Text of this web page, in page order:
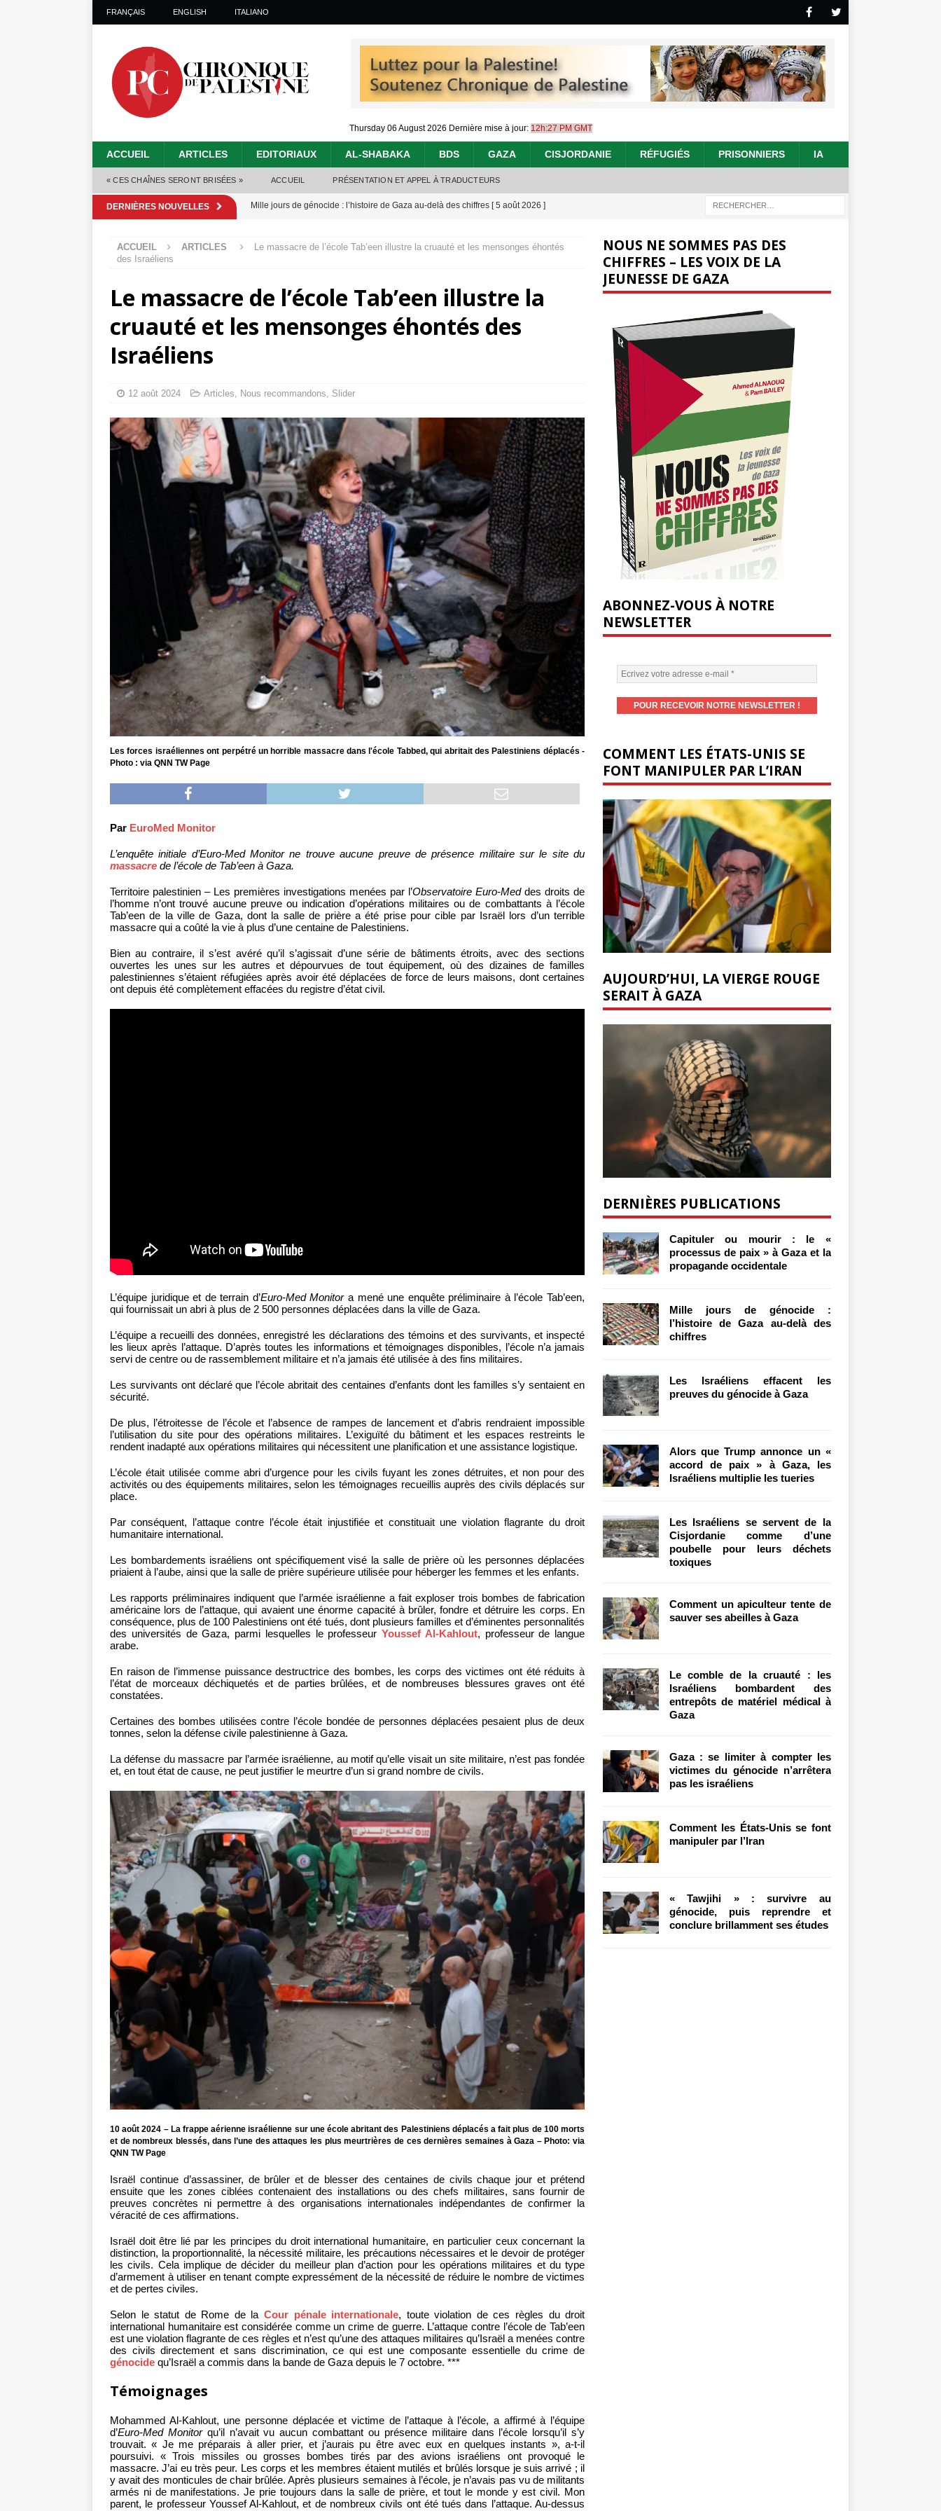
FRANÇAIS ENGLISH ITALIANO
Thursday 06 August 2026 Dernière mise à jour: 12h:27 PM GMT
ACCUEIL ARTICLES EDITORIAUX AL-SHABAKA BDS GAZA CISJORDANIE RÉFUGIÉS PRISONNIERS IA
« CES CHAÎNES SERONT BRISÉES » ACCUEIL PRÉSENTATION ET APPEL À TRADUCTEURS
DERNIÈRES NOUVELLES Mille jours de génocide : l’histoire de Gaza au-delà des chiffres [ 5 août 2026 ]
Alors que Trump annonce un « accord de paix » à Gaza, les Israéliens multiplie les
Les Israéliens se servent de la Cisjordanie comme d’une poubelle pour leurs déchets
toxiques [ 3 août 2026 ]
ACCUEIL ARTICLES
Le massacre de l’école Tab’een illustre la cruauté et les mensonges éhontés
des Israéliens
Le massacre de l’école Tab’een illustre la
cruauté et les mensonges éhontés des
Israéliens
12 août 2024 Articles, Nous recommandons, Slider
Les forces israéliennes ont perpétré un horrible massacre dans l'école Tabbed, qui abritait des Palestiniens déplacés -
Photo : via QNN TW Page
Par EuroMed Monitor
L’enquête initiale d’Euro-Med Monitor ne trouve aucune preuve de présence militaire sur le site du
massacre de l’école de Tab’een à Gaza.
Territoire palestinien – Les premières investigations menées par l’Observatoire Euro-Meddes droits de
l’homme n’ont trouvé aucune preuve ou indication d’opérations militaires ou de combattants à l’école
Tab’een de la ville de Gaza, dont la salle de prière a été prise pour cible par Israël lors d’un terrible
massacre qui a coûté la vie à plus d’une centaine de Palestiniens.
Bien au contraire, il s’est avéré qu’il s’agissait d’une série de bâtiments étroits, avec des sections
ouvertes les unes sur les autres et dépourvues de tout équipement, où des dizaines de familles
palestiniennes s’étaient réfugiées après avoir été déplacées de force de leurs maisons, dont certaines
ont depuis été complètement effacées du registre d’état civil.
L’équipe juridique et de terrain d’Euro-Med Monitora mené une enquête préliminaire à l’école Tab’een,
qui fournissait un abri à plus de 2 500 personnes déplacées dans la ville de Gaza.
L’équipe a recueilli des données, enregistré les déclarations des témoins et des survivants, et inspecté
les lieux après l’attaque. D’après toutes les informations et témoignages disponibles, l’école n’a jamais
servi de centre ou de rassemblement militaire et n’a jamais été utilisée à des fins militaires.
Les survivants ont déclaré que l’école abritait des centaines d’enfants dont les familles s’y sentaient en
sécurité.
De plus, l’étroitesse de l’école et l’absence de rampes de lancement et d’abris rendraient impossible
l’utilisation du site pour des opérations militaires. L’exiguïté du bâtiment et les espaces restreints le
rendent inadapté aux opérations militaires qui nécessitent une planification et une assistance logistique.
L’école était utilisée comme abri d’urgence pour les civils fuyant les zones détruites, et non pour des
activités ou des équipements militaires, selon les témoignages recueillis auprès des civils déplacés sur
place.
Par conséquent, l’attaque contre l’école était injustifiée et constituait une violation flagrante du droit
humanitaire international.
Les bombardements israéliens ont spécifiquement visé la salle de prière où les personnes déplacées
priaient à l’aube, ainsi que la salle de prière supérieure utilisée pour héberger les femmes et les enfants.
Les rapports préliminaires indiquent que l’armée israélienne a fait exploser trois bombes de fabrication
américaine lors de l’attaque, qui avaient une énorme capacité à brûler, fondre et détruire les corps. En
conséquence, plus de 100 Palestiniens ont été tués, dont plusieurs familles et d’éminentes personnalités
des universités de Gaza, parmi lesquelles le professeurYoussef Al-Kahlout, professeur de langue
arabe.
En raison de l’immense puissance destructrice des bombes, les corps des victimes ont été réduits à
l’état de morceaux déchiquetés et de parties brûlées, et de nombreuses blessures graves ont été
constatées.
Certaines des bombes utilisées contre l’école bondée de personnes déplacées pesaient plus de deux
tonnes, selon la défense civile palestinienne à Gaza.
La défense du massacre par l’armée israélienne, au motif qu’elle visait un site militaire, n’est pas fondée
et, en tout état de cause, ne peut justifier le meurtre d’un si grand nombre de civils.
10 août 2024 – La frappe aérienne israélienne sur une école abritant des Palestiniens déplacés a fait plus de 100 morts
et de nombreux blessés, dans l’une des attaques les plus meurtrières de ces dernières semaines à Gaza – Photo: via
QNN TW Page
Israël continue d’assassiner, de brûler et de blesser des centaines de civils chaque jour et prétend
ensuite que les zones ciblées contenaient des installations ou des chefs militaires, sans fournir de
preuves concrètes ni permettre à des organisations internationales indépendantes de confirmer la
véracité de ces affirmations.
Israël doit être lié par les principes du droit international humanitaire, en particulier ceux concernant la
distinction, la proportionnalité, la nécessité militaire, les précautions nécessaires et le devoir de protéger
les civils. Cela implique de décider du meilleur plan d’action pour les opérations militaires et du type
d’armement à utiliser en tenant compte expressément de la nécessité de réduire le nombre de victimes
et de pertes civiles.
Selon le statut de Rome de la Cour pénale internationale, toute violation de ces règles du droit
international humanitaire est considérée comme un crime de guerre. L’attaque contre l’école de Tab’een
est une violation flagrante de ces règles et n’est qu’une des attaques militaires qu’Israël a menées contre
des civils directement et sans discrimination, ce qui est une composante essentielle du crime de
génocide qu’Israël a commis dans la bande de Gaza depuis le 7 octobre. ***
Témoignages
Mohammed Al-Kahlout, une personne déplacée et victime de l’attaque à l’école, a affirmé à l’équipe
d’Euro-Med Monitorqu’il n’avait vu aucun combattant ou présence militaire dans l’école lorsqu’il s’y
trouvait. « Je me préparais à aller prier, et j’aurais pu être avec eux en quelques instants », a-t-il
poursuivi. « Trois missiles ou grosses bombes tirés par des avions israéliens ont provoqué le
massacre. J’ai eu très peur. Les corps et les membres étaient mutilés et brûlés lorsque je suis arrivé ; il
y avait des monticules de chair brûlée. Après plusieurs semaines à l’école, je n’avais pas vu de militants
armés ni de manifestations. Je prie toujours dans la salle de prière, et tout le monde y est civil. Mon
parent, le professeur Youssef Al-Kahlout, et de nombreux civils ont été tués dans l’attaque. Au-dessus
NOUS NE SOMMES PAS DES
CHIFFRES – LES VOIX DE LA
JEUNESSE DE GAZA
ABONNEZ-VOUS À NOTRE
NEWSLETTER
COMMENT LES ÉTATS-UNIS SE
FONT MANIPULER PAR L’IRAN
AUJOURD’HUI, LA VIERGE ROUGE
SERAIT À GAZA
DERNIÈRES PUBLICATIONS
Capituler ou mourir : le «
processus de paix » à Gaza et la
propagande occidentale
Mille jours de génocide :
l’histoire de Gaza au-delà des
chiffres
Les Israéliens effacent les
preuves du génocide à Gaza
Alors que Trump annonce un «
accord de paix » à Gaza, les
Israéliens multiplie les tueries
Les Israéliens se servent de la
Cisjordanie comme d’une
poubelle pour leurs déchets
toxiques
Comment un apiculteur tente de
sauver ses abeilles à Gaza
Le comble de la cruauté : les
Israéliens bombardent des
entrepôts de matériel médical à
Gaza
Gaza : se limiter à compter les
victimes du génocide n’arrêtera
pas les israéliens
Comment les États-Unis se font
manipuler par l’Iran
« Tawjihi » : survivre au
génocide, puis reprendre et
conclure brillamment ses études